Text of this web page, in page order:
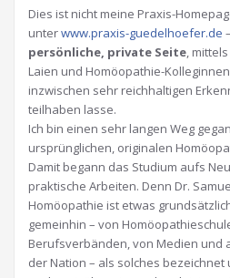
Dies ist nicht meine Praxis-
unterwww.praxis-guedelhoefer.de
persönliche, private Seite,
Laien und Homöopathie-
inzwischen sehr reichhaltigen
teilhaben lasse.
Ich bin einen sehr langen Weg
ursprünglichen, originalen
Damit begann das Studium aufs
praktische Arbeiten. Denn Dr.
Homöopathie ist etwas
gemeinhin – von
Berufsverbänden, von Medien und
der Nation – als solches